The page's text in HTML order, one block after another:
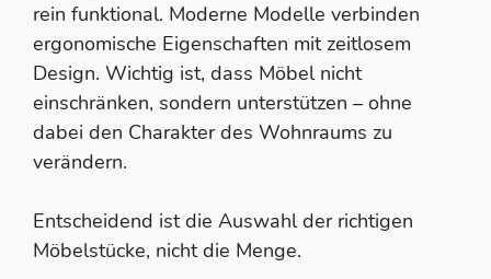
rein funktional. Moderne Modelle verbinden
ergonomische Eigenschaften mit zeitlosem
Design. Wichtig ist, dass Möbel nicht
einschränken, sondern unterstützen – ohne
dabei den Charakter des Wohnraums zu
verändern.
Entscheidend ist die Auswahl der richtigen
Möbelstücke, nicht die Menge.